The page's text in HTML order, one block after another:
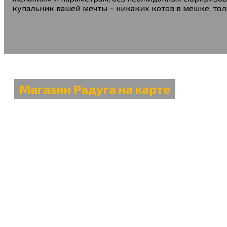
купальник вашей мечты – никаких котов в мешке,
Магазин Радуга на карте